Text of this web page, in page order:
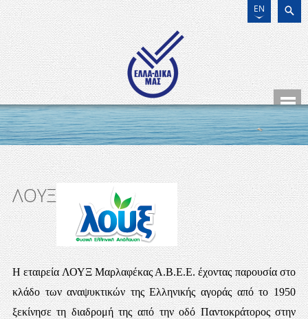
EN
ΛΟΥΞ
Η εταιρεία ΛΟΥΞ Μαρλαφέκας Α.Β.Ε.Ε. έχοντας παρουσία στο
κλάδο των αναψυκτικών της Ελληνικής αγοράς από το 1950
ξεκίνησε τη διαδρομή της από την οδό Παντοκράτορος στην